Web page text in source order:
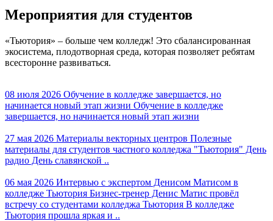
Мероприятия для студентов
«Тьютория» – больше чем колледж! Это сбалансированная
экосистема, плодотворная среда, которая позволяет ребятам
всесторонне развиваться.
08 июля 2026 Обучение в колледже завершается, но
начинается новый этап жизни Обучение в колледже
завершается, но начинается новый этап жизни
27 мая 2026 Материалы векторных центров Полезные
материалы для студентов частного колледжа "Тьютория" День
радио День славянской ..
06 мая 2026 Интервью с экспертом Денисом Матисом в
колледже Тьютория Бизнес-тренер Денис Матис провёл
встречу со студентами колледжа Тьютория В колледже
Тьютория прошла яркая и ..